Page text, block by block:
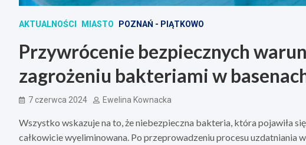
AKTUALNOŚCI MIASTO POZNAŃ - PIĄTKOWO
Przywrócenie bezpiecznych
zagrożeniu bakteriami w
7 czerwca 2024 Ewelina Kownacka
Wszystko wskazuje na to, że niebezpieczna bakteria, która pojawiła
całkowicie wyeliminowana. Po przeprowadzeniu procesu uzdatniania